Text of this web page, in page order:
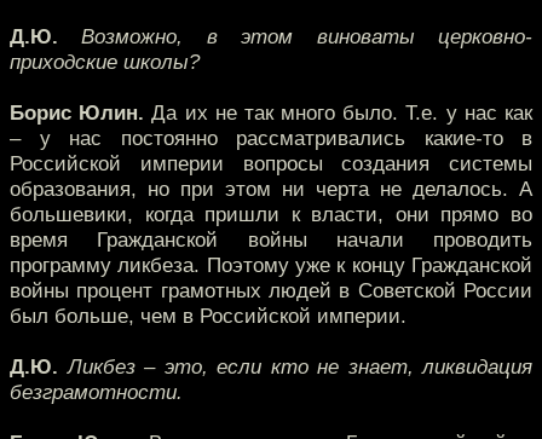
Д.Ю. Возможно, в этом виноваты церковно-
приходские школы?
Борис Юлин. Да их не так много было. Т.е. у нас как
– у нас постоянно рассматривались какие-то в
Российской империи вопросы создания системы
образования, но при этом ни черта не делалось. А
большевики, когда пришли к власти, они прямо во
время Гражданской войны начали проводить
программу ликбеза. Поэтому уже к концу Гражданской
войны процент грамотных людей в Советской России
был больше, чем в Российской империи.
Д.Ю. Ликбез – это, если кто не знает, ликвидация
безграмотности.